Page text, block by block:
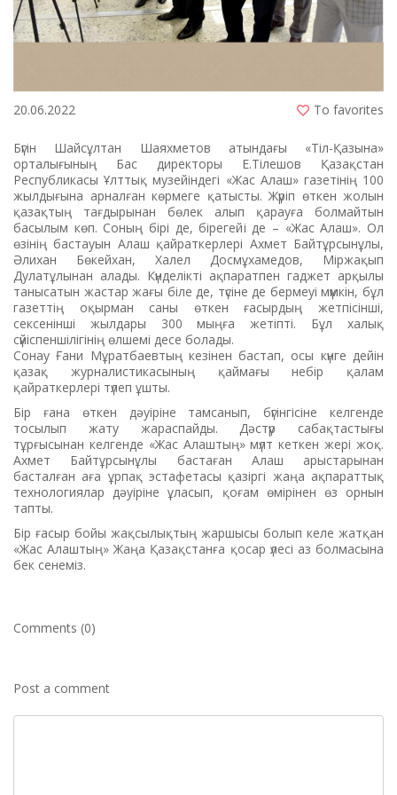
20.06.2022 To favorites
Бүгін Шайсұлтан Шаяхметов атындағы «Тіл-Қазына»
орталығының Бас директоры Е.Тілешов Қазақстан
Республикасы Ұлттық музейіндегі «Жас Алаш» газетінің 100
жылдығына арналған көрмеге қатысты. Жүріп өткен жолын
қазақтың тағдырынан бөлек алып қарауға болмайтын
басылым көп. Соның бірі де, бірегейі де – «Жас Алаш». Ол
өзінің бастауын Алаш қайраткерлері Ахмет Байтұрсынұлы,
Әлихан Бөкейхан, Халел Досмұхамедов, Міржақып
Дулатұлынан алады. Күнделікті ақпаратпен гаджет арқылы
танысатын жастар жағы біле де, түсіне де бермеуі мүмкін, бұл
газеттің оқырман саны өткен ғасырдың жетпiсiншi,
сексенiншi жылдары 300 мыңға жетіпті. Бұл халық
сүйіспеншілігінің өлшемі десе болады.
Сонау Ғани Мұратбаевтың кезінен бастап, осы күнге дейін
қазақ журналистикасының қаймағы небір қалам
қайраткерлері түлеп ұшты.
Бір ғана өткен дәуіріне тамсанып, бүгінгісіне келгенде
тосылып жату жараспайды. Дәстүр сабақтастығы
тұрғысынан келгенде «Жас Алаштың» мүлт кеткен жері жоқ.
Ахмет Байтұрсынұлы бастаған Алаш арыстарынан
басталған аға ұрпақ эстафетасы қазіргі жаңа ақпараттық
технологиялар дәуіріне ұласып, қоғам өмірінен өз орнын
тапты.
Бір ғасыр бойы жақсылықтың жаршысы болып келе жатқан
«Жас Алаштың» Жаңа Қазақстанға қосар үлесі аз болмасына
бек сенеміз.
Comments (0)
Post a comment